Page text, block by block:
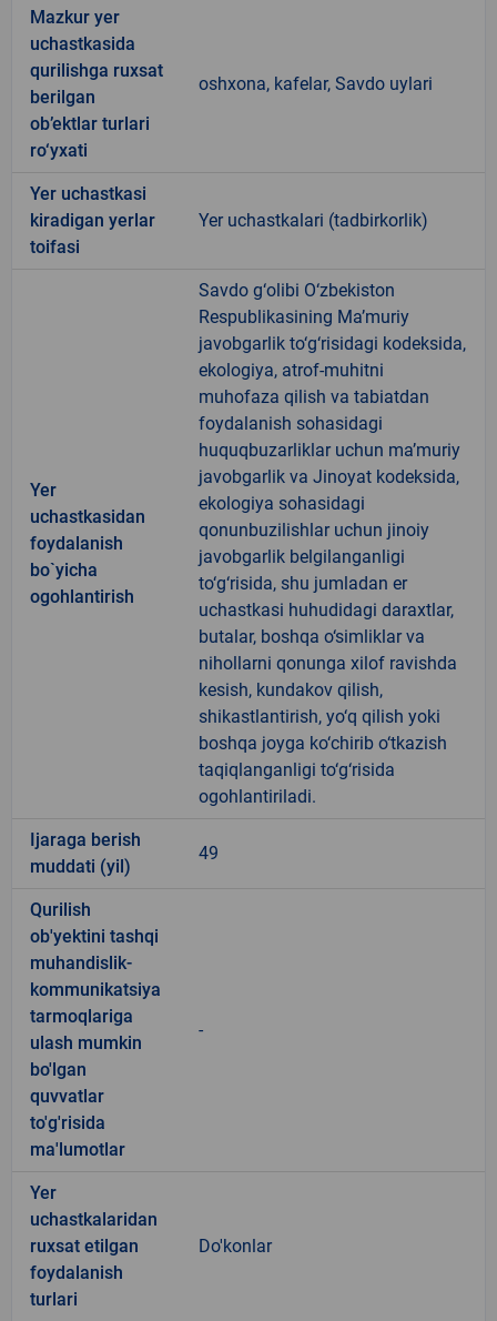
Mazkur yer
uchastkasida
qurilishga ruxsat
berilgan
ob’ektlar turlari
ro‘yxati
oshxona, kafelar, Savdo uylari
Yer uchastkasi
kiradigan yerlar
toifasi
Yer uchastkalari (tadbirkorlik)
Yer
uchastkasidan
foydalanish
bo`yicha
ogohlantirish
Savdo g‘olibi O‘zbekiston
Respublikasining Ma’muriy
javobgarlik to‘g‘risidagi kodeksida,
ekologiya, atrof-muhitni
muhofaza qilish va tabiatdan
foydalanish sohasidagi
huquqbuzarliklar uchun ma’muriy
javobgarlik va Jinoyat kodeksida,
ekologiya sohasidagi
qonunbuzilishlar uchun jinoiy
javobgarlik belgilanganligi
to‘g‘risida, shu jumladan er
uchastkasi huhudidagi daraxtlar,
butalar, boshqa o‘simliklar va
nihollarni qonunga xilof ravishda
kesish, kundakov qilish,
shikastlantirish, yo‘q qilish yoki
boshqa joyga ko‘chirib o‘tkazish
taqiqlanganligi to‘g‘risida
ogohlantiriladi.
Ijaraga berish
muddati (yil)
49
Qurilish
ob'yektini tashqi
muhandislik-
kommunikatsiya
tarmoqlariga
ulash mumkin
bo'lgan
quvvatlar
to'g'risida
ma'lumotlar
-
Yer
uchastkalaridan
ruxsat etilgan
foydalanish
turlari
Do'konlar